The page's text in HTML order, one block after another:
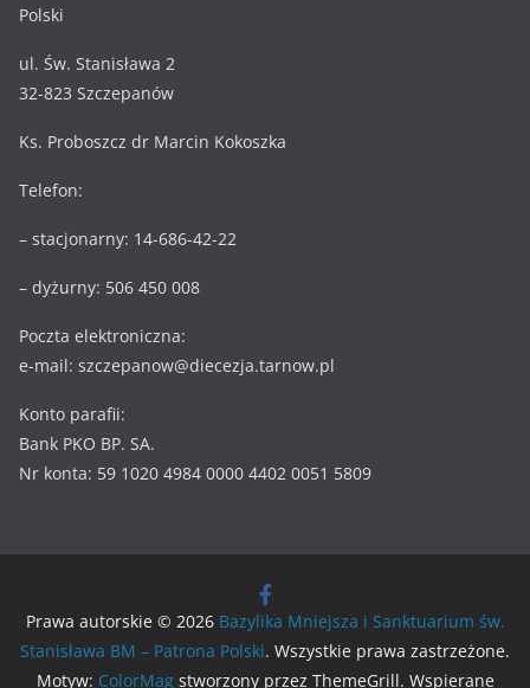
Polski
ul. Św. Stanisława 2
32-823 Szczepanów
Ks. Proboszcz dr Marcin Kokoszka
Telefon:
– stacjonarny: 14-686-42-22
– dyżurny: 506 450 008
Poczta elektroniczna:
e-mail: szczepanow@diecezja.tarnow.pl
Konto parafii:
Bank PKO BP. SA.
Nr konta: 59 1020 4984 0000 4402 0051 5809
Prawa autorskie © 2026 Bazylika Mniejsza i Sanktuarium św.
Stanisława BM – Patrona Polski. Wszystkie prawa zastrzeżone.
Motyw: ColorMagstworzony przez ThemeGrill. Wspierane